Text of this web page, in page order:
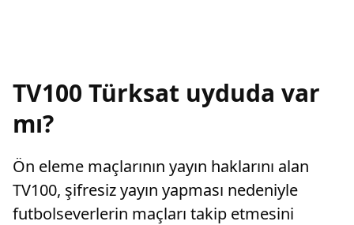
TV100 Türksat uyduda var
mı?
Ön eleme maçlarının yayın haklarını alan
TV100, şifresiz yayın yapması nedeniyle
futbolseverlerin maçları takip etmesini